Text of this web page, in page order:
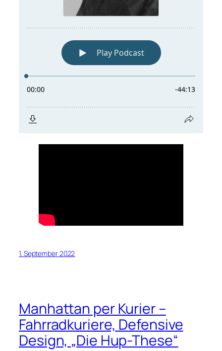
1. September 2022
Manhattan per Kurier –
Fahrradkuriere, Defensive
Design, „Die Hup-These“